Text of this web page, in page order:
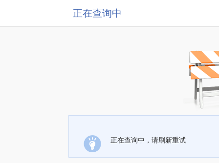
正在查询中
正在查询中，请刷新重试